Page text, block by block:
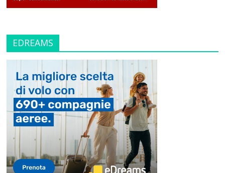
EDREAMS